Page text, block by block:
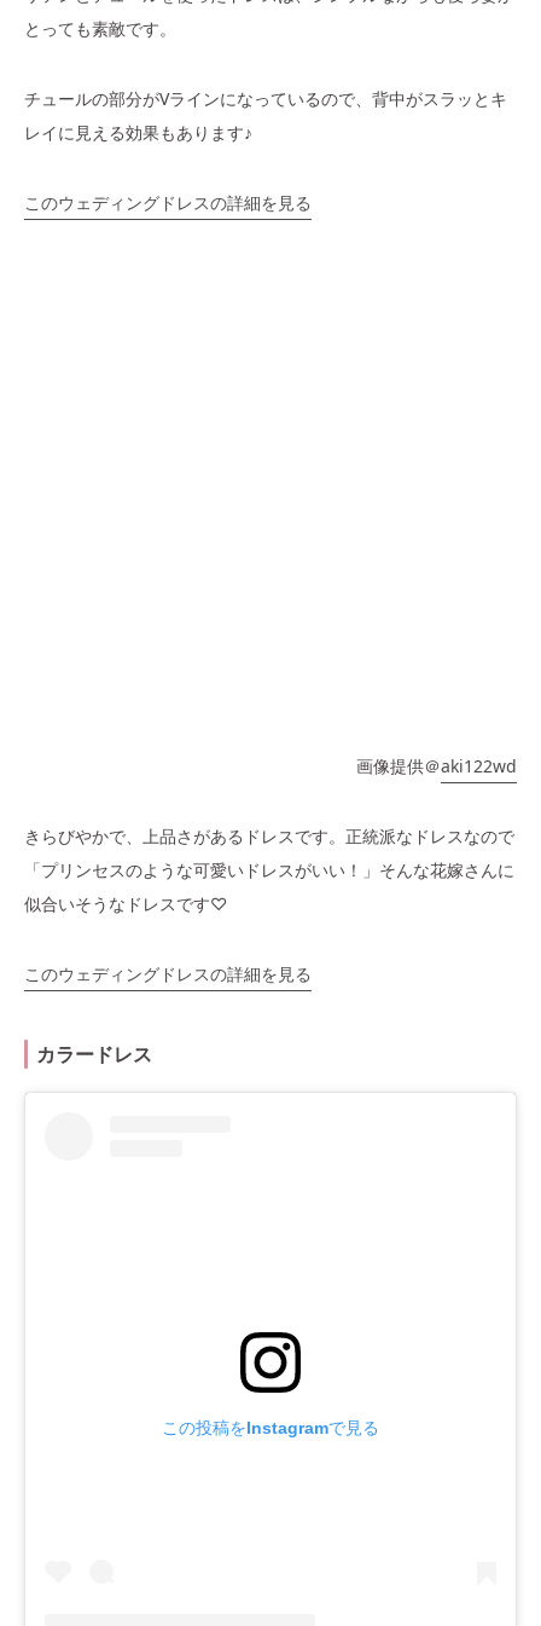
とっても素敵です。
チュールの部分がVラインになっているので、背中がスラッとキ
レイに見える効果もあります♪
このウェディングドレスの詳細を見る
画像提供＠aki122wd
きらびやかで、上品さがあるドレスです。正統派なドレスなので
「プリンセスのような可愛いドレスがいい！」そんな花嫁さんに
似合いそうなドレスです♡
このウェディングドレスの詳細を見る
カラードレス
この投稿をInstagramで見る